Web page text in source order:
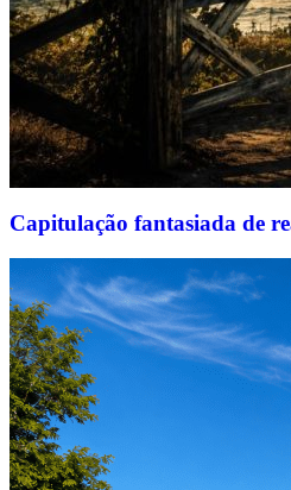
Capitulação fantasiada de